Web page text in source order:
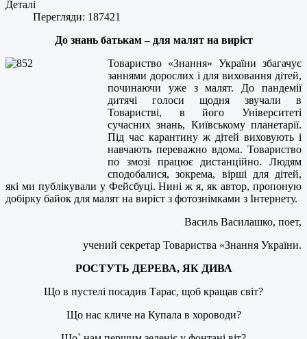
Деталі
Перегляди: 187421
До знань батькам – для малят на виріст
Товариство «Знання» України збагачує
заннями дорослих і для виховання дітей,
починаючи уже з малят. До пандемії
дитячі голоси щодня звучали в
Товаристві, в його Університеті
сучасних знань, Київському планетарії.
Під час карантину ж дітей виховують і
навчають переважно вдома. Товариство
по змозі працює дистанційно. Людям
сподобалися, зокрема, вірші для дітей,
які ми публікували у Фейсбуці. Нині ж я, як автор, пропоную
добірку байок для малят на виріст з фотознімками з Інтернету.
Василь Василашко, поет,
учений секретар Товариства «Знання України.
РОСТУТЬ ДЕРЕВА, ЯК ДИВА
Що в пустелі посадив Тарас, щоб кращав світ?
Що нас кличе на Купала в хороводи?